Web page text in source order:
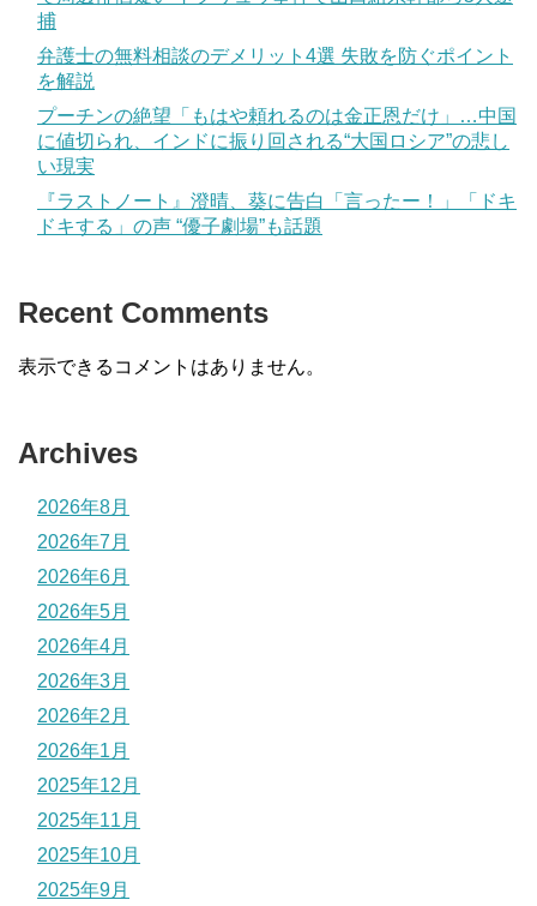
捕
弁護士の無料相談のデメリット4選 失敗を防ぐポイント
を解説
プーチンの絶望「もはや頼れるのは金正恩だけ」…中国
に値切られ、インドに振り回される“大国ロシア”の悲し
い現実
『ラストノート』澄晴、葵に告白「言ったー！」「ドキ
ドキする」の声 “優子劇場”も話題
Recent Comments
表示できるコメントはありません。
Archives
2026年8月
2026年7月
2026年6月
2026年5月
2026年4月
2026年3月
2026年2月
2026年1月
2025年12月
2025年11月
2025年10月
2025年9月